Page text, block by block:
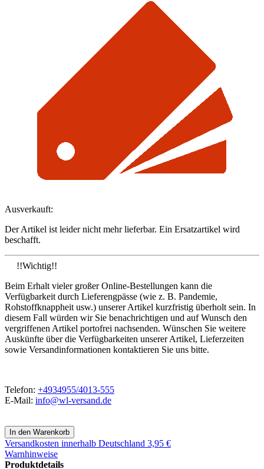
Ausverkauft:
Der Artikel ist leider nicht mehr lieferbar. Ein Ersatzartikel wird
beschafft.
!!Wichtig!!
Beim Erhalt vieler großer Online-Bestellungen kann die
Verfügbarkeit durch Lieferengpässe (wie z. B. Pandemie,
Rohstoffknappheit usw.) unserer Artikel kurzfristig überholt sein. In
diesem Fall würden wir Sie benachrichtigen und auf Wunsch den
vergriffenen Artikel portofrei nachsenden. Wünschen Sie weitere
Auskünfte über die Verfügbarkeiten unserer Artikel, Lieferzeiten
sowie Versandinformationen kontaktieren Sie uns bitte.
Telefon: +4934955/4013-555
E-Mail: info@wl-versand.de
Versandkosten innerhalb Deutschland 3,95 €
Warnhinweise
Produktdetails